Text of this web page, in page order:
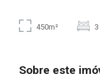
450m²
Sobre este